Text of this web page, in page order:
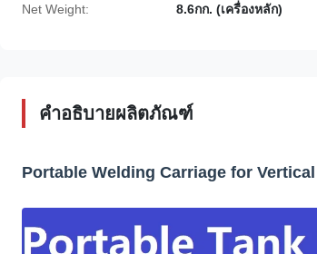
Net Weight: 8.6กก. (เครื่องหลัก)
คำอธิบายผลิตภัณฑ์
Portable Welding Carriage for